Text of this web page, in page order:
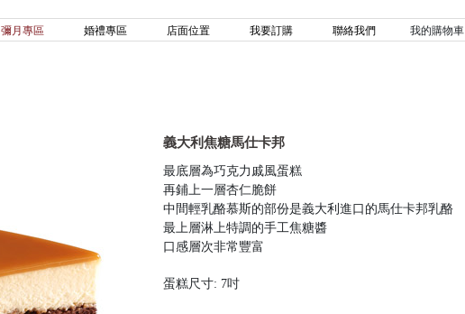
彌月專區 婚禮專區 店面位置 我要訂購 聯絡我們 我的購物車
義大利焦糖馬仕卡邦
最底層為巧克力戚風蛋糕
再鋪上一層杏仁脆餅
中間輕乳酪慕斯的部份是義大利進口的馬仕卡邦乳酪
最上層淋上特調的手工焦糖醬
口感層次非常豐富
蛋糕尺寸: 7吋